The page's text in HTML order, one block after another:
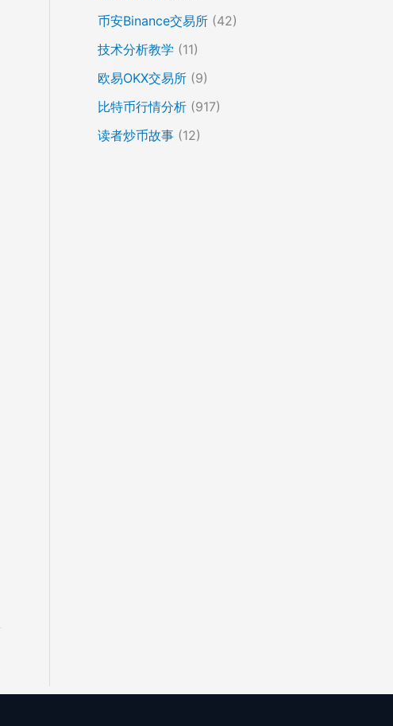
币安Binance交易所 (42)
技术分析教学 (11)
欧易OKX交易所 (9)
比特币行情分析 (917)
读者炒币故事 (12)